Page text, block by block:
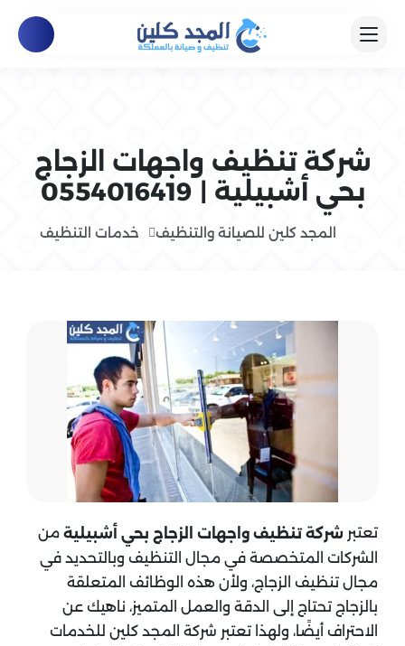
شركة تنظيف واجهات الزجاج
بحي أشبيلية | 0554016419
المجد كلين للصيانة والتنظيف خدمات التنظيف
تعتبر شركة تنظيف واجهات الزجاج بحي أشبيلية من
الشركات المتخصصة في مجال التنظيف وبالتحديد في
مجال تنظيف الزجاج، ولأن هذه الوظائف المتعلقة
بالزجاج تحتاج إلى الدقة والعمل المتميز، ناهيك عن
الاحتراف أيضًا، ولهذا تعتبر شركة المجد كلين للخدمات